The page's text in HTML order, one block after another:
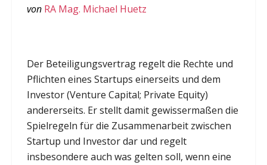
vonRA Mag. Michael Huetz
Der Beteiligungsvertrag regelt die Rechte und
Pflichten eines Startups einerseits und dem
Investor (Venture Capital; Private Equity)
andererseits. Er stellt damit gewissermaßen die
Spielregeln für die Zusammenarbeit zwischen
Startup und Investor dar und regelt
insbesondere auch was gelten soll, wenn eine